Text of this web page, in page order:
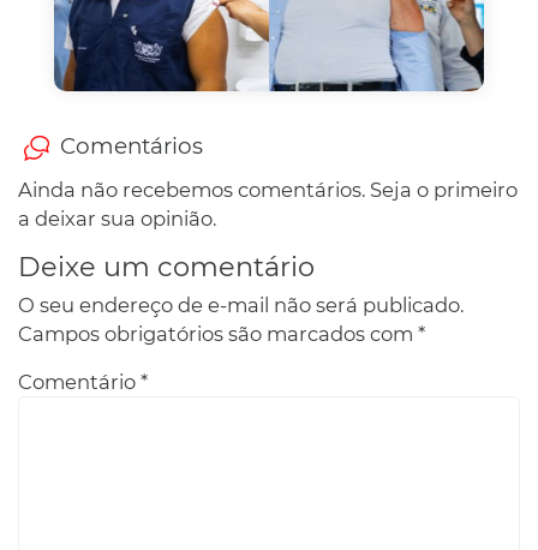
Comentários
Ainda não recebemos comentários. Seja o primeiro
a deixar sua opinião.
Deixe um comentário
O seu endereço de e-mail não será publicado.
Campos obrigatórios são marcados com *
Comentário *